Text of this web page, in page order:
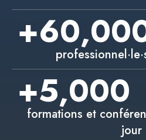
+
+5,000
formations et
jour